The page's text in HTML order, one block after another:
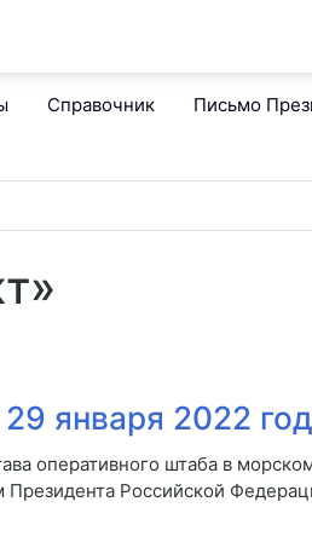
Справочник Письмо
января 2022
оперативного штаба в
Российской